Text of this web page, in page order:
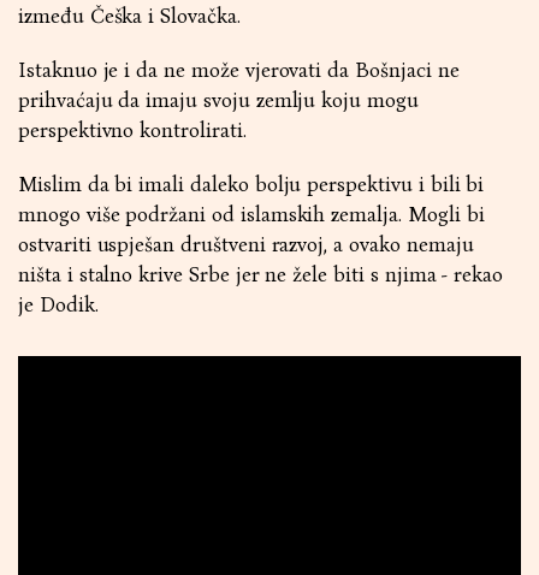
između Češka i Slovačka.
Istaknuo je i da ne može vjerovati da Bošnjaci ne
prihvaćaju da imaju svoju zemlju koju mogu
perspektivno kontrolirati.
Mislim da bi imali daleko bolju perspektivu i bili bi
mnogo više podržani od islamskih zemalja. Mogli bi
ostvariti uspješan društveni razvoj, a ovako nemaju
ništa i stalno krive Srbe jer ne žele biti s njima - rekao
je Dodik.